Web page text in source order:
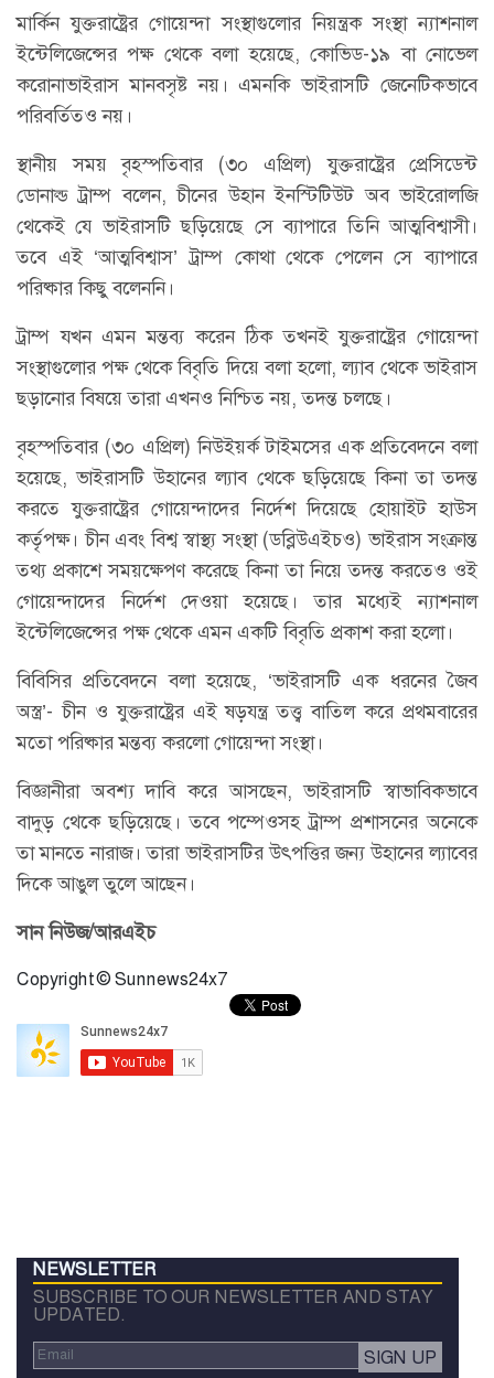
মার্কিন যুক্তরাষ্ট্রের গোয়েন্দা সংস্থাগুলোর নিয়ন্ত্রক সংস্থা ন্যাশনাল
ইন্টেলিজেন্সের পক্ষ থেকে বলা হয়েছে, কোভিড-১৯ বা নোভেল
করোনাভাইরাস মানবসৃষ্ট নয়। এমনকি ভাইরাসটি জেনেটিকভাবে
পরিবর্তিতও নয়।
স্থানীয় সময় বৃহস্পতিবার (৩০ এপ্রিল) যুক্তরাষ্ট্রের প্রেসিডেন্ট
ডোনাল্ড ট্রাম্প বলেন, চীনের উহান ইনস্টিটিউট অব ভাইরোলজি
থেকেই যে ভাইরাসটি ছড়িয়েছে সে ব্যাপারে তিনি আত্মবিশ্বাসী।
তবে এই ‘আত্মবিশ্বাস’ ট্রাম্প কোথা থেকে পেলেন সে ব্যাপারে
পরিষ্কার কিছু বলেননি।
ট্রাম্প যখন এমন মন্তব্য করেন ঠিক তখনই যুক্তরাষ্ট্রের গোয়েন্দা
সংস্থাগুলোর পক্ষ থেকে বিবৃতি দিয়ে বলা হলো, ল্যাব থেকে ভাইরাস
ছড়ানোর বিষয়ে তারা এখনও নিশ্চিত নয়, তদন্ত চলছে।
বৃহস্পতিবার (৩০ এপ্রিল) নিউইয়র্ক টাইমসের এক প্রতিবেদনে বলা
হয়েছে, ভাইরাসটি উহানের ল্যাব থেকে ছড়িয়েছে কিনা তা তদন্ত
করতে যুক্তরাষ্ট্রের গোয়েন্দাদের নির্দেশ দিয়েছে হোয়াইট হাউস
কর্তৃপক্ষ। চীন এবং বিশ্ব স্বাস্থ্য সংস্থা (ডব্লিউএইচও) ভাইরাস সংক্রান্ত
তথ্য প্রকাশে সময়ক্ষেপণ করেছে কিনা তা নিয়ে তদন্ত করতেও ওই
গোয়েন্দাদের নির্দেশ দেওয়া হয়েছে। তার মধ্যেই ন্যাশনাল
ইন্টেলিজেন্সের পক্ষ থেকে এমন একটি বিবৃতি প্রকাশ করা হলো।
বিবিসির প্রতিবেদনে বলা হয়েছে, ‘ভাইরাসটি এক ধরনের জৈব
অস্ত্র’- চীন ও যুক্তরাষ্ট্রের এই ষড়যন্ত্র তত্ত্ব বাতিল করে প্রথমবারের
মতো পরিষ্কার মন্তব্য করলো গোয়েন্দা সংস্থা।
বিজ্ঞানীরা অবশ্য দাবি করে আসছেন, ভাইরাসটি স্বাভাবিকভাবে
বাদুড় থেকে ছড়িয়েছে। তবে পম্পেওসহ ট্রাম্প প্রশাসনের অনেকে
তা মানতে নারাজ। তারা ভাইরাসটির উৎপত্তির জন্য উহানের ল্যাবের
দিকে আঙুল তুলে আছেন।
সান নিউজ/আরএইচ
Copyright © Sunnews24x7
NEWSLETTER
SUBSCRIBE TO OUR NEWSLETTER AND STAY
UPDATED.